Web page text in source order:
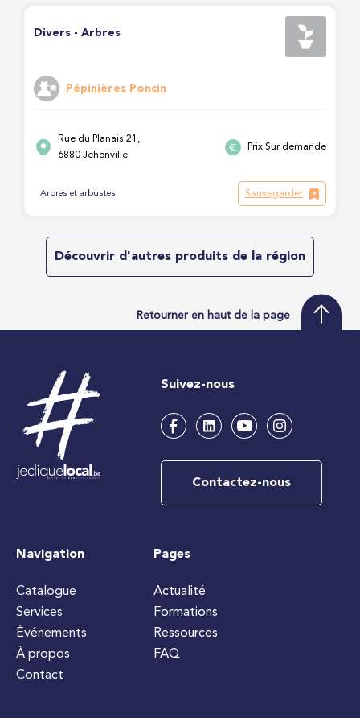
Divers - Arbres
Pépinières Poncin
Rue du Planais 21,
6880 Jehonville
Prix Sur demande
Arbres et arbustes Sauvegarder
Découvrir d'autres produits de la région
Retourner en haut de la page
Suivez-nous
Contactez-nous
Navigation
Catalogue
Services
Événements
À propos
Contact
Pages
Actualité
Formations
Ressources
FAQ